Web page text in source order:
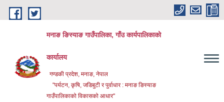
Skip to main content
मनाङ ङिस्याङ गाउँपालिका, गाँउ कार्यपालिकाको
कार्यालय
गण्डकी प्रदेश, मनाङ, नेपाल
"पर्यटन, कृषि, जडिबुटी र पुर्वाधार : मनाङ ङिस्याङ
गाउँपालिकाको विकासको आधार"